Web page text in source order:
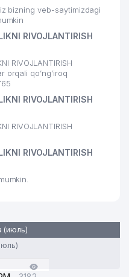
bizning veb-saytimizdagi
RIVOJLANTIRISH
RIVOJLANTIRISH
orqali qo’ng’iroq
RIVOJLANTIRISH
RIVOJLANTIRISH
RIVOJLANTIRISH
(июль)